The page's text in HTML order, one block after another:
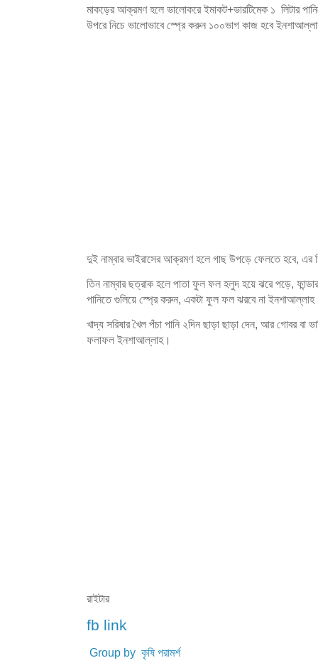
মাকড়ের আক্রমণ হলে ভালোকরে ইমাকট+ভারটিমেক ১ লিটার
উপরে নিচে ভালোভাবে স্প্রে করুন ১০০ভাগ কাজ হবে
দুই নাম্বার ভাইরাসের আক্রমণ হলে গাছ উপড়ে ফেলতে হবে, এর
তিন নাম্বার ছত্রাক হলে পাতা ফুল ফল হলুদ হয়ে ঝরে পড়ে,
পানিতে গুলিয়ে স্প্রে করুন, একটা ফুল ফল ঝরবে না
খাদ্য সরিষার খৈল পঁচা পানি ২দিন ছাড়া ছাড়া দেন, আর গোবর বা
ফলাফল ইনশাআল্লাহ।
রাইটার
fb link
Group by কৃষি পরামর্শ